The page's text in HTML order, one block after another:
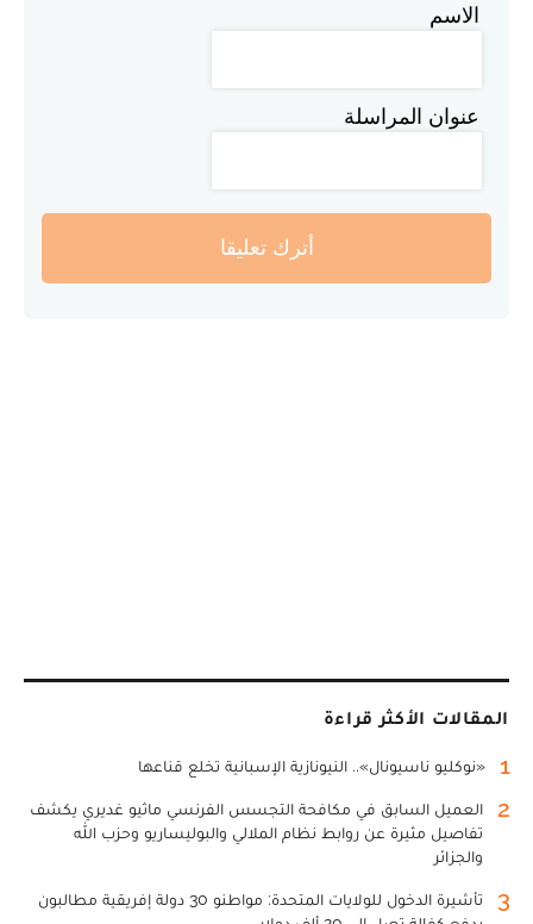
الاسم
عنوان المراسلة
أترك تعليقا
المقالات الأكثر قراءة
1 «نوكليو ناسيونال».. النيونازية الإسبانية تخلع قناعها
2
العميل السابق في مكافحة التجسس الفرنسي ماثيو غديري يكشف
تفاصيل مثيرة عن روابط نظام الملالي والبوليساريو وحزب الله
والجزائر
3
تأشيرة الدخول للولايات المتحدة: مواطنو 30 دولة إفريقية مطالبون